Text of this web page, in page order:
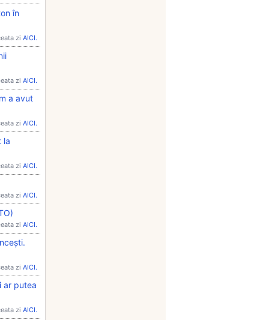
în
zi AICI.
zi AICI.
a avut
zi AICI.
la
zi AICI.
zi AICI.
zi AICI.
zi AICI.
ar putea
zi AICI.